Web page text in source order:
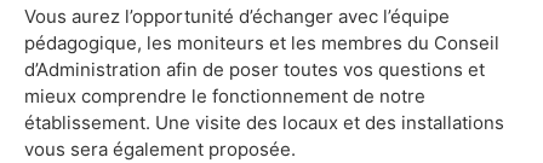
Vous aurez l’opportunité d’échanger avec l’équipe
pédagogique, les moniteurs et les membres du Conseil
d’Administration afin de poser toutes vos questions et
mieux comprendre le fonctionnement de notre
établissement. Une visite des locaux et des installations
vous sera également proposée.